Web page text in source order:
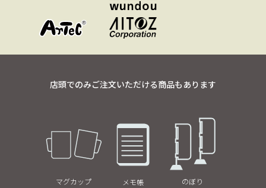
店頭でのみご注文いただける商品もあります
マグカップ メモ帳 のぼり